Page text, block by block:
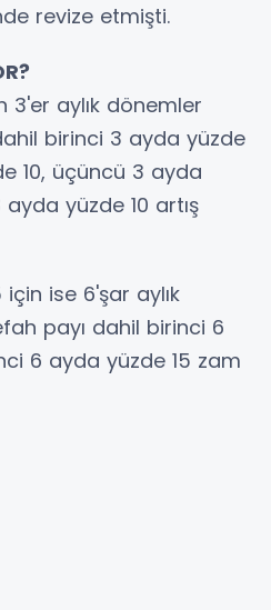
revize etmişti.
3'er aylık dönemler
birinci 3 ayda yüzde
10, üçüncü 3 ayda
yüzde 10 artış
ise 6'şar aylık
payı dahil birinci 6
6 ayda yüzde 15 zam